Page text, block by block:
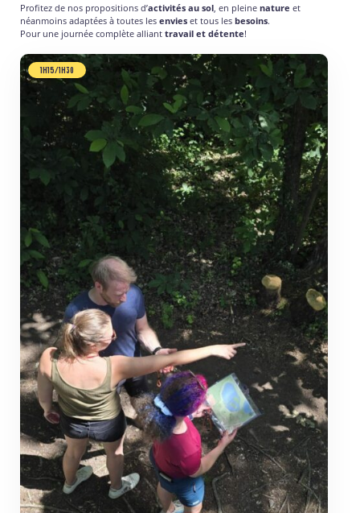
Profitez de nos propositions d’activités au sol , en pleine nature et
néanmoins adaptées à toutes les envies et tous les besoins.
Pour une journée complète alliant travail et détente!
1H15/1H30